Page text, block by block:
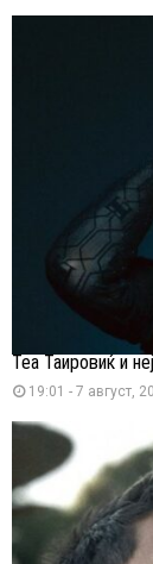
Теа Таировиќ и
19:01 - 7 август,